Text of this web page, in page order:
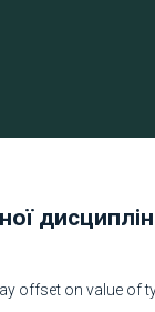
offset on value of